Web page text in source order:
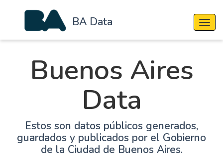
BA Data
Buenos Aires
Data
Estos son datos públicos generados,
guardados y publicados por el Gobierno
de la Ciudad de Buenos Aires.